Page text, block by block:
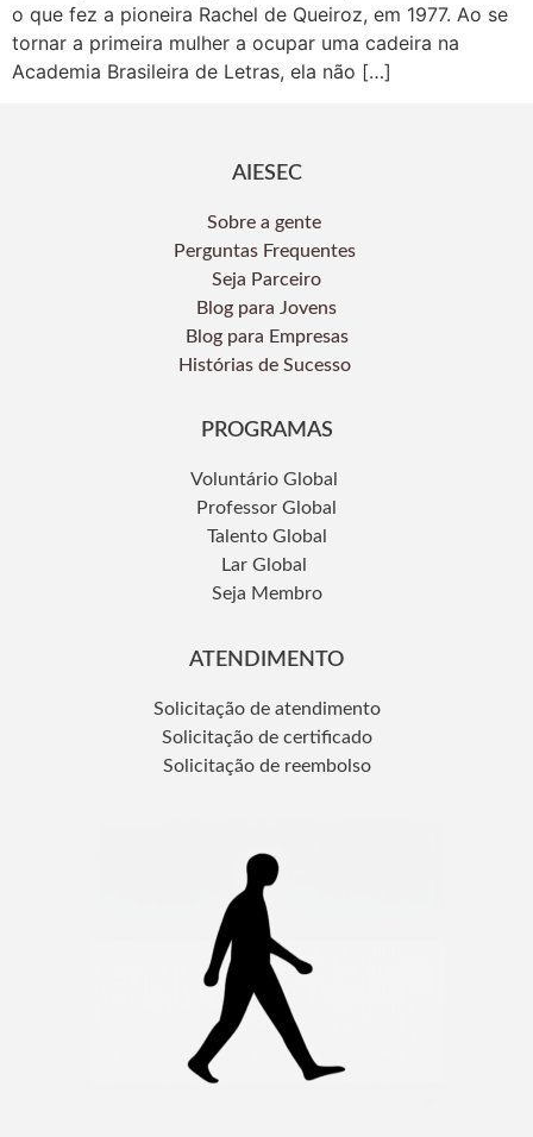
o que fez a pioneira Rachel de Queiroz, em 1977. Ao se
tornar a primeira mulher a ocupar uma cadeira na
Academia Brasileira de Letras, ela não […]
AIESEC
Sobre a gente
Perguntas Frequentes
Seja Parceiro
Blog para Jovens
Blog para Empresas
Histórias de Sucesso
PROGRAMAS
Voluntário Global
Professor Global
Talento Global
Lar Global
Seja Membro
ATENDIMENTO
Solicitação de atendimento
Solicitação de certificado
Solicitação de reembolso